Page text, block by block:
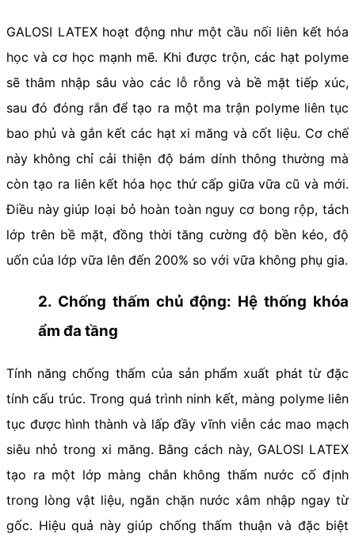
GALOSI LATEX hoạt động như một cầu nối liên kết hóa
học và cơ học mạnh mẽ. Khi được trộn, các hạt polyme
sẽ thâm nhập sâu vào các lỗ rỗng và bề mặt tiếp xúc,
sau đó đóng rắn để tạo ra một ma trận polyme liên tục
bao phủ và gắn kết các hạt xi măng và cốt liệu. Cơ chế
này không chỉ cải thiện độ bám dính thông thường mà
còn tạo ra liên kết hóa học thứ cấp giữa vữa cũ và mới.
Điều này giúp loại bỏ hoàn toàn nguy cơ bong rộp, tách
lớp trên bề mặt, đồng thời tăng cường độ bền kéo, độ
uốn của lớp vữa lên đến 200% so với vữa không phụ gia.
2. Chống thấm chủ động: Hệ thống khóa
ẩm đa tầng
Tính năng chống thấm của sản phẩm xuất phát từ đặc
tính cấu trúc. Trong quá trình ninh kết, màng polyme liên
tục được hình thành và lấp đầy vĩnh viễn các mao mạch
siêu nhỏ trong xi măng. Bằng cách này, GALOSI LATEX
tạo ra một lớp màng chắn không thấm nước cố định
trong lòng vật liệu, ngăn chặn nước xâm nhập ngay từ
gốc. Hiệu quả này giúp chống thấm thuận và đặc biệt